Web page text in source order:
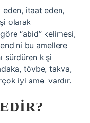
eden, itaat eden,
olarak
“abid” kelimesi,
bu amellere
sürdüren kişi
tövbe, takva,
iyi amel vardır.